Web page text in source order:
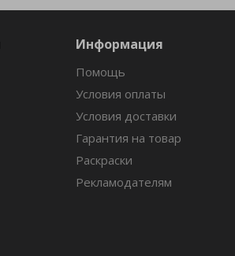
Информация
Помощь
Условия оплаты
Условия доставки
Гарантия на товар
Раскраски
Рекламодателям